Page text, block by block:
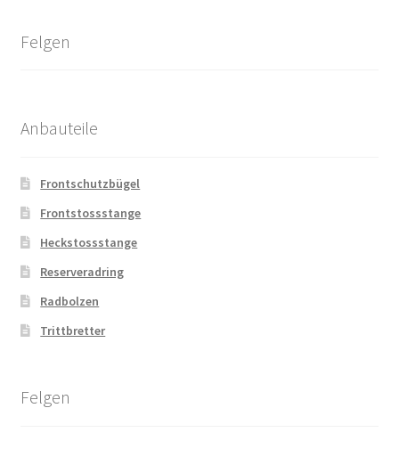
Felgen
Anbauteile
Frontschutzbügel
Frontstossstange
Heckstossstange
Reserveradring
Radbolzen
Trittbretter
Felgen